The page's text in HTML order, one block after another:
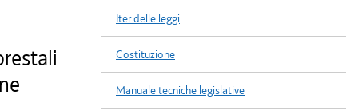
Iter delle leggi
Costituzione
Manuale tecniche legislative